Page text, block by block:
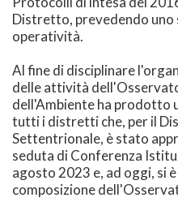
Distretto, prevedendo uno
operatività.
Al fine di disciplinare
delle attività
dell'Ambiente ha prodotto
tutti i distretti che, per il
Settentrionale, è stato
seduta di Conferenza
agosto 2023 e, ad oggi, si
composizione